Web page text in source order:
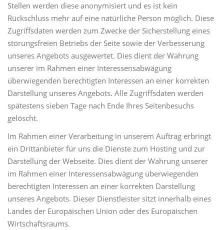
Stellen werden diese anonymisiert und es ist kein
Rückschluss mehr auf eine natürliche Person möglich. Diese
Zugriffsdaten werden zum Zwecke der Sicherstellung eines
störungsfreien Betriebs der Seite sowie der Verbesserung
unseres Angebots ausgewertet. Dies dient der Wahrung
unserer im Rahmen einer Interessensabwägung
überwiegenden berechtigten Interessen an einer korrekten
Darstellung unseres Angebots. Alle Zugriffsdaten werden
spätestens sieben Tage nach Ende Ihres Seitenbesuchs
gelöscht.
Im Rahmen einer Verarbeitung in unserem Auftrag erbringt
ein Drittanbieter für uns die Dienste zum Hosting und zur
Darstellung der Webseite. Dies dient der Wahrung unserer
im Rahmen einer Interessensabwägung überwiegenden
berechtigten Interessen an einer korrekten Darstellung
unseres Angebots. Dieser Dienstleister sitzt innerhalb eines
Landes der Europäischen Union oder des Europäischen
Wirtschaftsraums.